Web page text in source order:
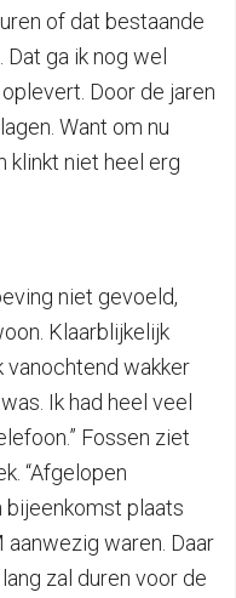
of dat bestaande
ga ik nog wel
Door de jaren
Want om nu
klinkt niet heel erg
niet gevoeld,
Klaarblijkelijk
vanochtend wakker
Ik had heel veel
Fossen ziet
“Afgelopen
bijeenkomst plaats
waren. Daar
zal duren voor de